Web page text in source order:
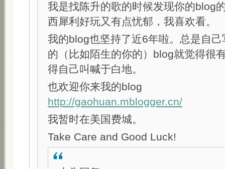
我是找陈升的歌的时候发现你的blog
西犀利好玩又有点忧郁，我喜欢看。
我的blog也坚持了近6年啦。总是自
的（比如陌生的你的）blog就觉得很
得自己叫喊于白地。
也欢迎你来我的blog
http://gaohuan.mblogger.cn/
我暂时在美国费城。
Take Care and Good Luck!